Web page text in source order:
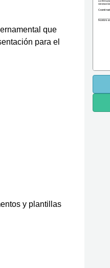
que
para el
y plantillas